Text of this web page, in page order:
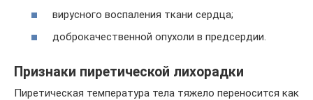
вирусного воспаления ткани сердца;
доброкачественной опухоли в предсердии.
Признаки пиретической лихорадки
Пиретическая температура тела тяжело переносится как